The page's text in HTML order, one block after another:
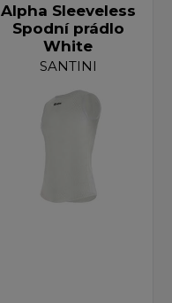
Alpha Sleeveless
Spodní prádlo
White
SANTINI